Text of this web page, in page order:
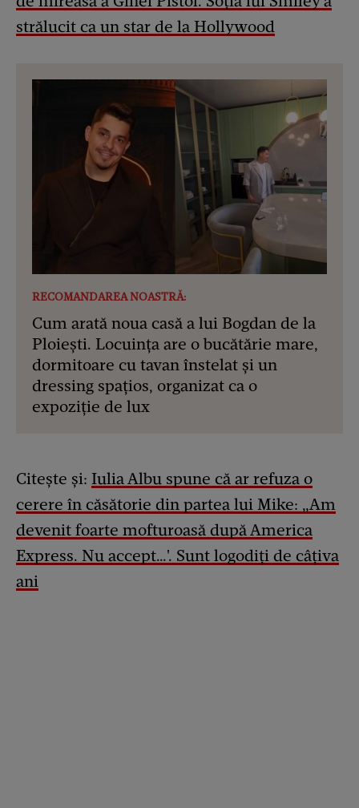
strălucit ca un star de la Hollywood
RECOMANDAREA NOASTRĂ:
Cum arată noua casă a lui Bogdan de la
Ploiești. Locuința are o bucătărie mare,
dormitoare cu tavan înstelat și un
dressing spațios, organizat ca o
expoziție de lux
Citește și: Iulia Albu spune că ar refuza o
cerere în căsătorie din partea lui Mike: „Am
devenit foarte mofturoasă după America
Express. Nu accept…'. Sunt logodiți de câțiva
ani